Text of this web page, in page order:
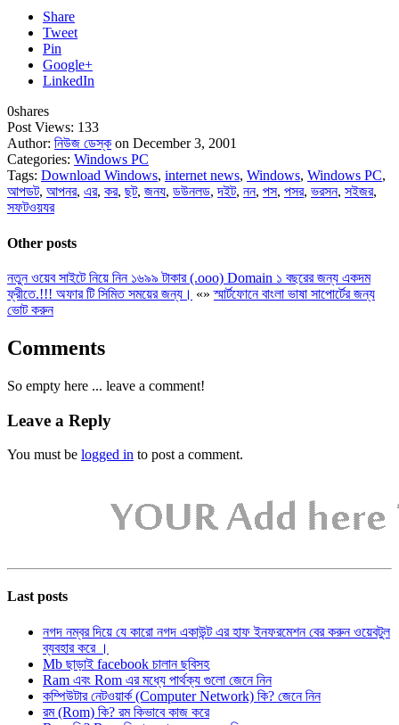
Share
Tweet
Pin
Google+
LinkedIn
0shares
Post Views: 133
Author: নিউজ ডেস্ক on December 3, 2001
Categories: Windows PC
Tags: Download Windows, internet news, Windows, Windows PC,
আপডট, আপনর, এর, কর, ছট, জনয, ডউনলড,দইট, নন, পস, পসর, ভরসন, সইজর,
সফটওয়যর
Other posts
নতুন ওয়েব সাইটে নিয়ে নিন ১৬৯৯ টাকার (.ooo) Domain ১ বছরের জন্য একদম
ফ্রীতে.!!! অফার টি সিমিত সময়ের জন্য। «»স্মার্টফোনে বাংলা ভাষা সাপোর্টের জন্য
ভোট করুন
Comments
So empty here ... leave a comment!
Leave a Reply
You must be logged in to post a comment.
Last posts
নগদ নম্বর দিয়ে যে কারো নগদ একাউন্ট এর হাফ ইনফরমেশন বের করুন ওয়েবটুল
ব্যবহার করে ।
Mb ছাড়াই facebook চালান ছবিসহ
Ram এবং Rom এর মধ্যে পার্থক্য গুলো জেনে নিন
কম্পিউটার নেটওয়ার্ক (Computer Network) কি? জেনে নিন
রম (Rom) কি? রম কিভাবে কাজ করে